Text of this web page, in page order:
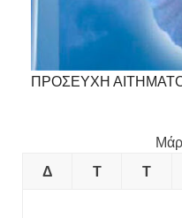
ΠΡΟΣΕΥΧΗ
Δ
Τ Τ